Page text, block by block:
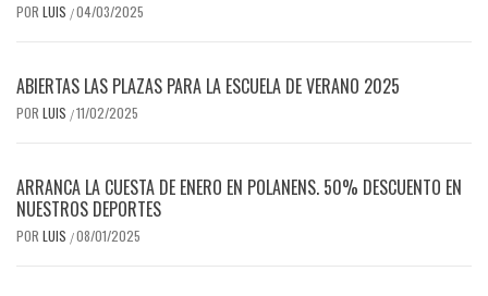
POR LUIS /04/03/2025
ABIERTAS LAS PLAZAS PARA LA ESCUELA DE VERANO 2025
POR LUIS /11/02/2025
ARRANCA LA CUESTA DE ENERO EN POLANENS. 50% DESCUENTO EN
NUESTROS DEPORTES
POR LUIS /08/01/2025